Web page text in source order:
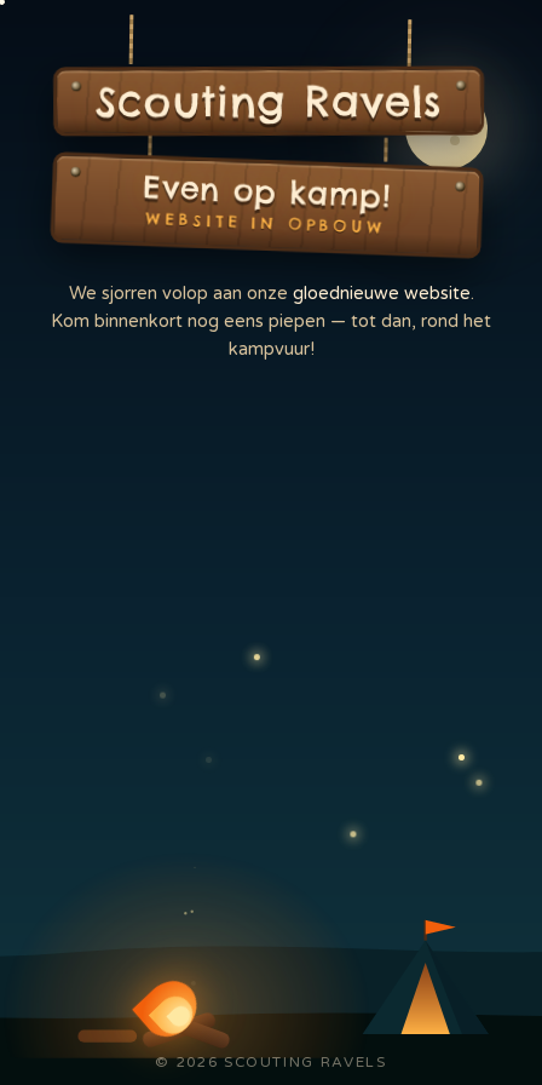
Scouting Ravels
Even op kamp!
WEBSITE IN OPBOUW
We sjorren volop aan onze gloednieuwe website.
Kom binnenkort nog eens piepen — tot dan, rond het
kampvuur!
© 2026 SCOUTING RAVELS